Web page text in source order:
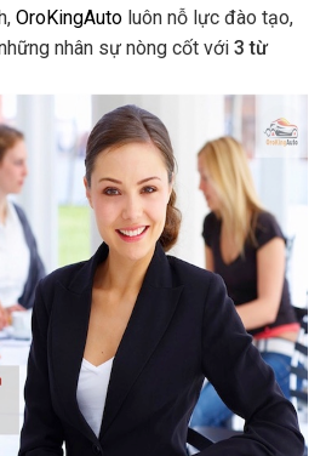
OroKingAuto luôn nỗ lực đào tạo,
nhân sự nòng cốt với 3 từ